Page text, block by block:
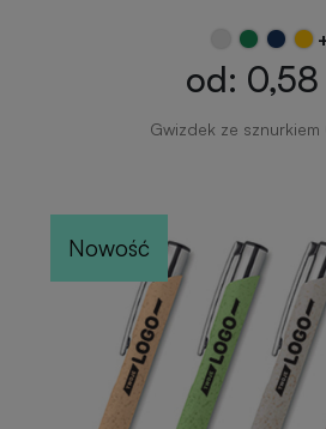
od: 0,58
Gwizdek ze sznurkiem
Nowość